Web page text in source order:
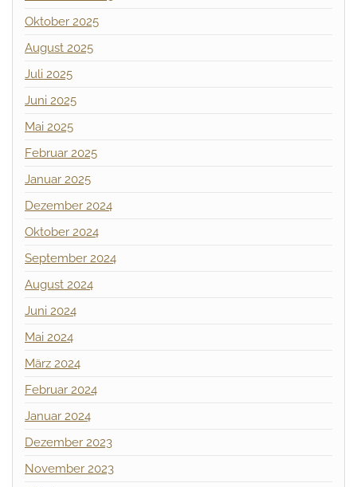
Oktober 2025
August 2025
Juli 2025
Juni 2025
Mai 2025
Februar 2025
Januar 2025
Dezember 2024
Oktober 2024
September 2024
August 2024
Juni 2024
Mai 2024
März 2024
Februar 2024
Januar 2024
Dezember 2023
November 2023